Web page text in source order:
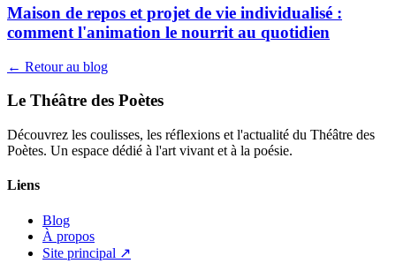
Maison de repos et projet de vie individualisé :
comment l'animation le nourrit au quotidien
← Retour au blog
Le Théâtre des Poètes
Découvrez les coulisses, les réflexions et l'actualité du Théâtre des
Poètes. Un espace dédié à l'art vivant et à la poésie.
Liens
Blog
À propos
Site principal ↗